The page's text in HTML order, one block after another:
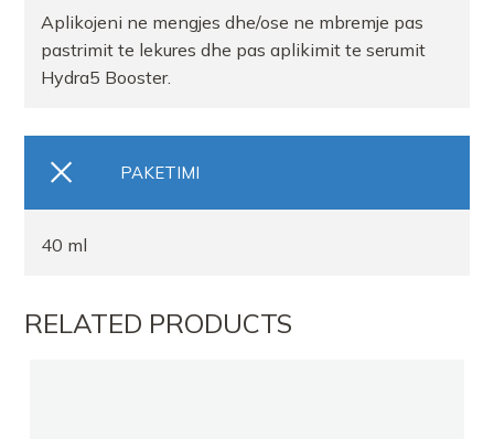
Aplikojeni ne mengjes dhe/ose ne mbremje pas
pastrimit te lekures dhe pas aplikimit te serumit
Hydra5 Booster.
PAKETIMI
40 ml
RELATED PRODUCTS